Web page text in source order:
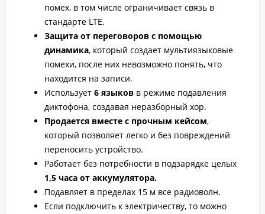
помех, в том числе ограничивает связь в
стандарте LTE.
Защита от переговоров с помощью
динамика, который создает мультиязыковые
помехи, после них невозможно понять, что
находится на записи.
Использует 6 языков в режиме подавления
диктофона, создавая неразборный хор.
Продается вместе с прочным кейсом,
который позволяет легко и без повреждений
переносить устройство.
Работает без потребности в подзарядке целых
1,5 часа от аккумулятора.
Подавляет в пределах 15 м все радиоволн.
Если подключить к электричеству, то можно